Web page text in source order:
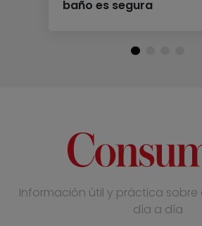
baño es segura
Información útil y práctica
día a día